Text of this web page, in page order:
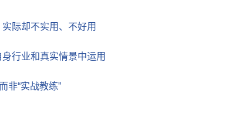
际却不实用、不好用
行业和真实情景中运用
非“实战教练”